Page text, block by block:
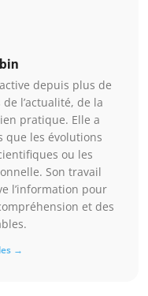
depuis plus de
l’actualité, de la
pratique. Elle a
que les évolutions
ou les
Son travail
l’information pour
et des
→